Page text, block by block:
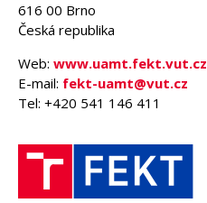
616 00 Brno
Česká republika
Web: www.uamt.fekt.vut.cz
E-mail: fekt-uamt@vut.cz
Tel: +420 541 146 411